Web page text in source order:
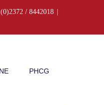
/ 8442018
PHCG